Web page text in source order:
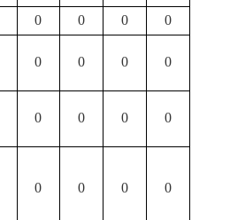
0 0 0
0
0 0 0 0
0 0 0 0
0 0 0 0